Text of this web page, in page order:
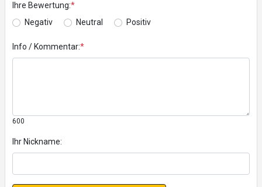
Ihre Bewertung:*
Negativ
Neutral Positiv
Info / Kommentar:*
600
Ihr Nickname: